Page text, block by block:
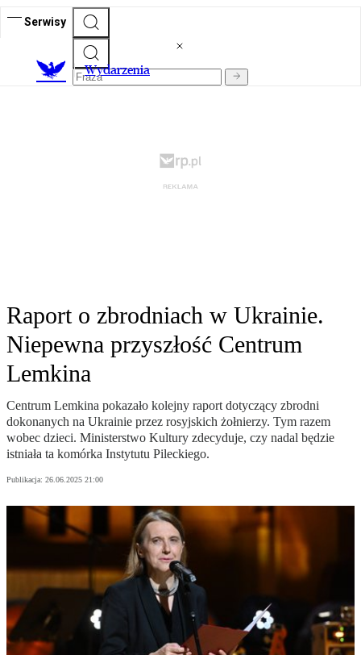
Serwisy
Wydarzenia
Raport o zbrodniach w Ukrainie.
Niepewna przyszłość Centrum
Lemkina
Centrum Lemkina pokazało kolejny raport dotyczący zbrodni
dokonanych na Ukrainie przez rosyjskich żołnierzy. Tym razem
wobec dzieci. Ministerstwo Kultury zdecyduje, czy nadal będzie
istniała ta komórka Instytutu Pileckiego.
Publikacja: 26.06.2025 21:00